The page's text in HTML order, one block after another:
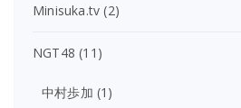
Minisuka.tv (2)
NGT48 (11)
中村歩加 (1)